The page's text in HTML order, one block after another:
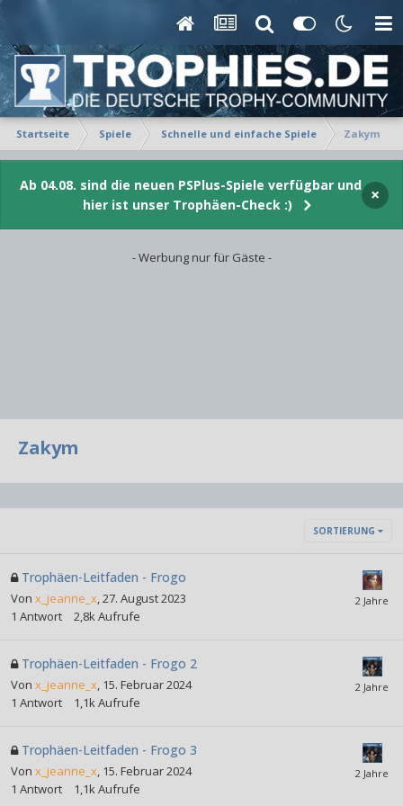
Startseite Spiele Schnelle und einfache Spiele Zakym
Ab 04.08. sind die neuen PSPlus-Spiele verfügbar und
hier ist unser Trophäen-Check :)
×
- Werbung nur für Gäste -
Zakym
SORTIERUNG
Trophäen-Leitfaden - Frogo
Von x_jeanne_x 27. August 2023
1 Antwort 2,8k Aufrufe
Trophäen-Leitfaden - Frogo 2
Von x_jeanne_x 15. Februar 2024
1 Antwort 1,1k Aufrufe
Trophäen-Leitfaden - Frogo 3
Von x_jeanne_x 15. Februar 2024
1 Antwort 1,1k Aufrufe